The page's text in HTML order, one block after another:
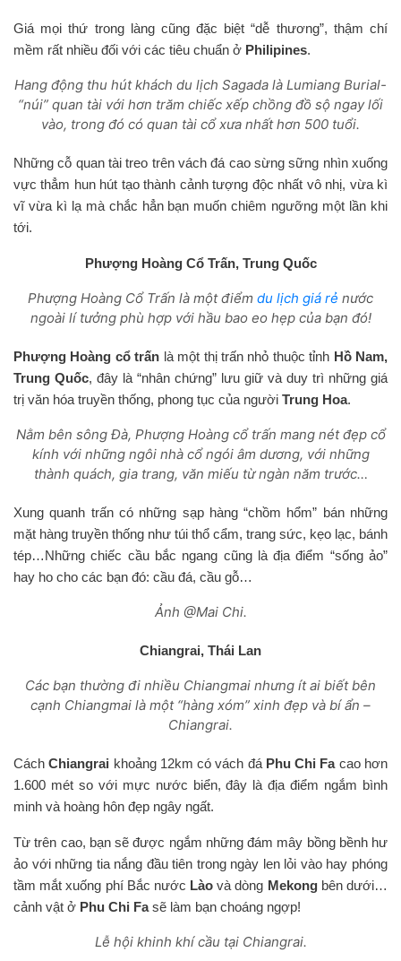
Giá mọi thứ trong làng cũng đặc biệt “dễ thương”, thậm chí
mềm rất nhiều đối với các tiêu chuẩn ở Philipines.
Hang động thu hút khách du lịch Sagada là Lumiang Burial-
“núi” quan tài với hơn trăm chiếc xếp chồng đồ sộ ngay lối
vào, trong đó có quan tài cổ xưa nhất hơn 500 tuổi.
Những cỗ quan tài treo trên vách đá cao sừng sững nhìn xuống
vực thẳm hun hút tạo thành cảnh tượng độc nhất vô nhị, vừa kì
vĩ vừa kì lạ mà chắc hẳn bạn muốn chiêm ngưỡng một lần khi
tới.
Phượng Hoàng Cổ Trấn, Trung Quốc
Phượng Hoàng Cổ Trấn là một điểm du lịch giá rẻ nước
ngoài lí tưởng phù hợp với hầu bao eo hẹp của bạn đó!
Phượng Hoàng cổ trấn là một thị trấn nhỏ thuộc tỉnh Hồ Nam,
Trung Quốc, đây là “nhân chứng” lưu giữ và duy trì những giá
trị văn hóa truyền thống, phong tục của người Trung Hoa.
Nằm bên sông Đà, Phượng Hoàng cổ trấn mang nét đẹp cổ
kính với những ngôi nhà cổ ngói âm dương, với những
thành quách, gia trang, văn miếu từ ngàn năm trước…
Xung quanh trấn có những sạp hàng “chồm hổm” bán những
mặt hàng truyền thống như túi thổ cẩm, trang sức, kẹo lạc, bánh
tép…Những chiếc cầu bắc ngang cũng là địa điểm “sống ảo”
hay ho cho các bạn đó: cầu đá, cầu gỗ…
Ảnh @Mai Chi.
Chiangrai, Thái Lan
Các bạn thường đi nhiều Chiangmai nhưng ít ai biết bên
cạnh Chiangmai là một “hàng xóm” xinh đẹp và bí ẩn –
Chiangrai.
CáchChiangrai khoảng 12km có vách đá Phu Chi Facao hơn
1.600 mét so với mực nước biển, đây là địa điểm ngắm bình
minh và hoàng hôn đẹp ngây ngất.
Từ trên cao, bạn sẽ được ngắm những đám mây bồng bềnh hư
ảo với những tia nắng đầu tiên trong ngày len lỏi vào hay phóng
tầm mắt xuống phí Bắc nước Lào và dòng Mekongbên dưới…
cảnh vật ở Phu Chi Fasẽ làm bạn choáng ngợp!
Lễ hội khinh khí cầu tại Chiangrai.